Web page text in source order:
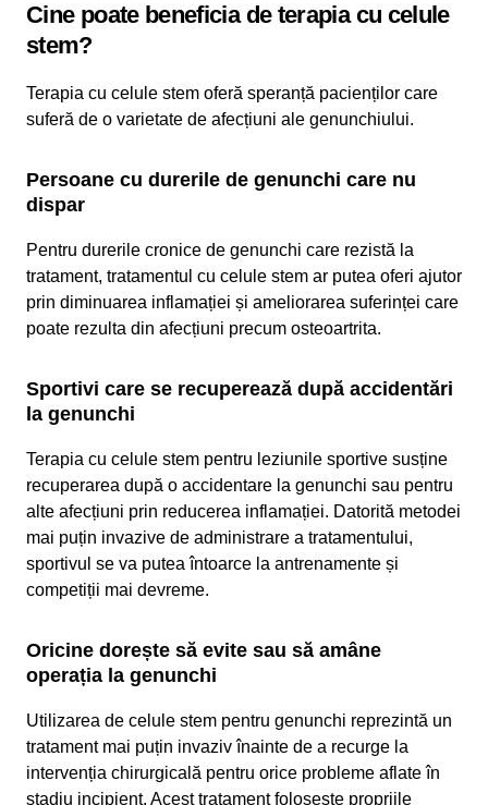
Cine poate beneficia de terapia cu celule
stem?
Terapia cu celule stem oferă speranță pacienților care
suferă de o varietate de afecțiuni ale genunchiului.
Persoane cu durerile de genunchi care nu
dispar
Pentru durerile cronice de genunchi care rezistă la
tratament, tratamentul cu celule stem ar putea oferi ajutor
prin diminuarea inflamației și ameliorarea suferinței care
poate rezulta din afecțiuni precum osteoartrita.
Sportivi care se recuperează după accidentări
la genunchi
Terapia cu celule stem pentru leziunile sportive susține
recuperarea după o accidentare la genunchi sau pentru
alte afecțiuni prin reducerea inflamației. Datorită metodei
mai puțin invazive de administrare a tratamentului,
sportivul se va putea întoarce la antrenamente și
competiții mai devreme.
Oricine dorește să evite sau să amâne
operația la genunchi
Utilizarea de celule stem pentru genunchi reprezintă un
tratament mai puțin invaziv înainte de a recurge la
intervenția chirurgicală pentru orice probleme aflate în
stadiu incipient. Acest tratament folosește propriile